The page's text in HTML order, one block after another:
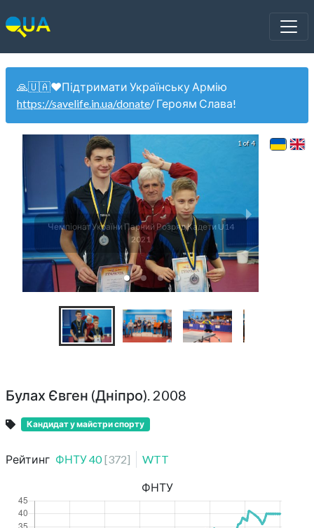
🙏🇺🇦❤️Підтримати Українську Армію
https://savelife.in.ua/donate/ Героям Слава!
Чемпіонат України Парний Розряд Кадети U14
2021
1 of 4
Булах Євген (Дніпро). 2008
Кандидат у майстри спорту
Рейтинг ФНТУ40 [372] WTT
ФНТУ